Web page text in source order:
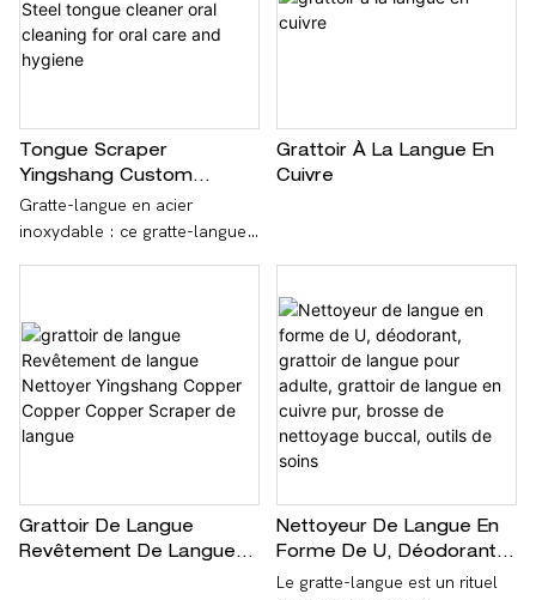
Tongue Scraper
Yingshang Custom
OEM/ODM Stainless Steel
Tongue Cleaner Oral
Gratte-langue en acier
inoxydable : ce gratte-langue
du revêtement de la langue et
vous aider à savourer votre
nourriture. Le matériau solide
en acier inoxydable 304 ne
rouille pas et ne moisit pas
suffit de le laver et de le
ranger
Grattoir À La Langue En
Cuivre
Grattoir De Langue
Revêtement De Langue
Nettoyeur De Langue En
Forme De U, Déodorant,
Grattoir De Langue Pour
Le gratte-langue est un rituel